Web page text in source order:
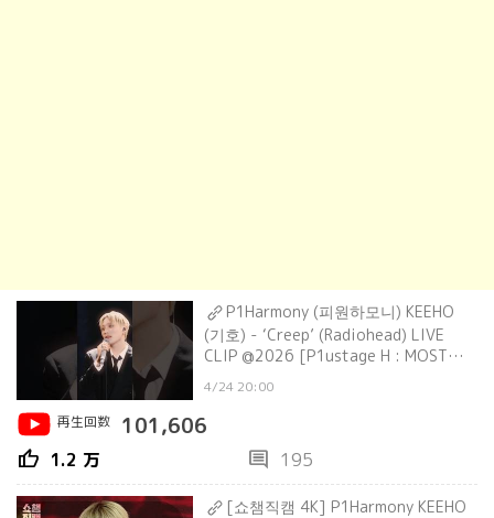
P1Harmony (피원하모니) KEEHO
(기호) - ‘Creep’ (Radiohead) LIVE
CLIP @2026 [P1ustage H : MOST
4/24 20:00
再生回数
101,606
thumb_up 1.2 万 comment 195
[쇼챔직캠 4K] P1Harmony KEEHO